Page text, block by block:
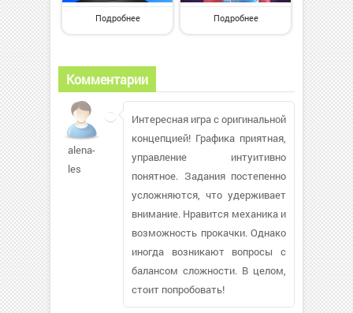
Подробнее Подробнее
Комментарии
alena-
les
Интересная игра с оригинальной
концепцией! Графика приятная,
управление интуитивно
понятное. Задания постепенно
усложняются, что удерживает
внимание. Нравится механика и
возможность прокачки. Однако
иногда возникают вопросы с
балансом сложности. В целом,
стоит попробовать!